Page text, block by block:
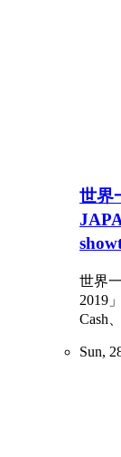
世界
世界
2019
Cash
Sun,